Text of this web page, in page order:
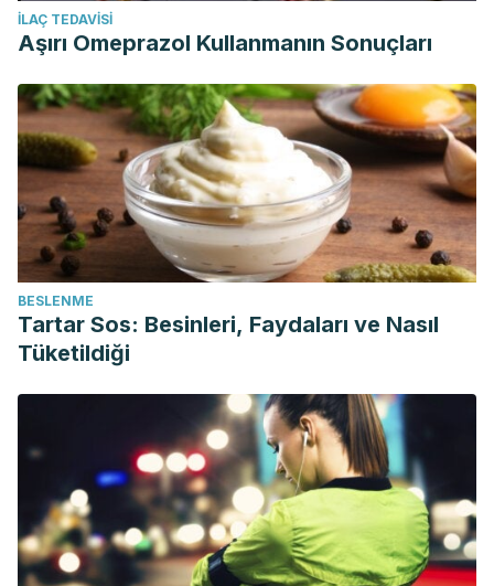
İLAÇ TEDAVISI
Aşırı Omeprazol Kullanmanın Sonuçları
BESLENME
Tartar Sos: Besinleri, Faydaları ve Nasıl
Tüketildiği